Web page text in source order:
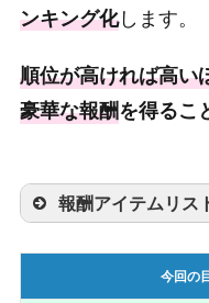
7000
8000 輝
9000
ア
10000 ゴ
煌
ンキング化します。
順位が高ければ高い
豪華な報酬を得るこ
報酬アイテムリス
今回の